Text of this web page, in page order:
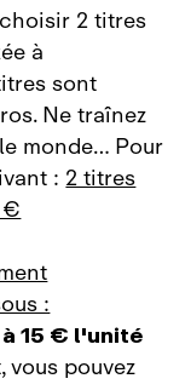
2 titres
à
sont
Ne traînez
monde… Pour
:2 titres
€
:
15 € l'unité
pouvez